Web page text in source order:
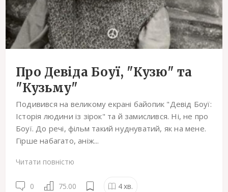
Про Девіда Боуї, "Кузю" та
"Кузьму"
Подивився на великому екрані байопик "Девід Боуї:
Історія людини із зірок" та й замислився. Ні, не про
Боуї. До речі, фільм такий нуднуватий, як на мене.
Гірше набагато, аніж...
Читати повністю
0 75.00 4хв.